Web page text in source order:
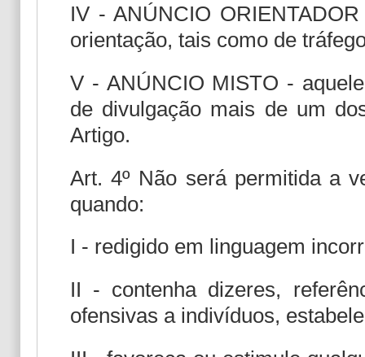
IV - ANÚNCIO
orientação, tais como de
V - ANÚNCIO MISTO -
de divulgação mais de um
Artigo.
Art. 4º Não será permitida a
quando:
I - redigido em linguagem
II - contenha dizeres,
ofensivas a indivíduos,